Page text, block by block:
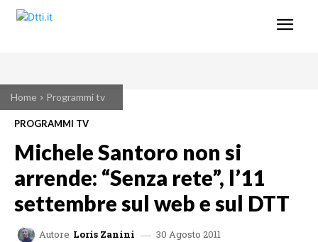
Home Programmi tv
PROGRAMMI TV
Michele Santoro non si
arrende: “Senza rete”, l’11
settembre sul web e sul DTT
Autore Loris Zanini 30 Agosto 2011